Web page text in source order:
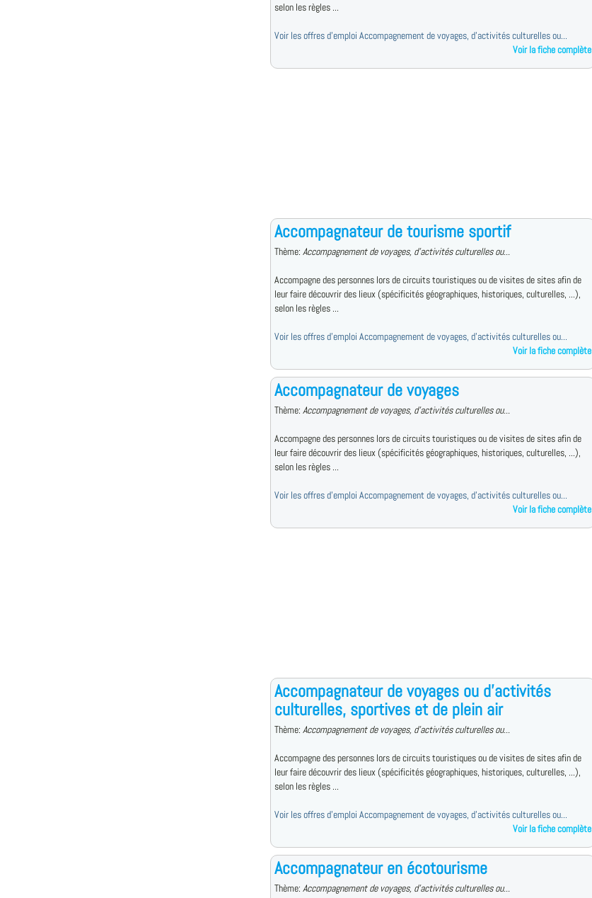
selon les règles ...
Voir les offres d'emploi Accompagnement de voyages, d'activités culturelles ou...
Voir la fiche complète
Accompagnateur de tourisme sportif
Thème: Accompagnement de voyages, d'activités culturelles ou...
Accompagne des personnes lors de circuits touristiques ou de visites de sites afin de
leur faire découvrir des lieux (spécificités géographiques, historiques, culturelles, ...),
selon les règles ...
Voir les offres d'emploi Accompagnement de voyages, d'activités culturelles ou...
Voir la fiche complète
Accompagnateur de voyages
Thème: Accompagnement de voyages, d'activités culturelles ou...
Accompagne des personnes lors de circuits touristiques ou de visites de sites afin de
leur faire découvrir des lieux (spécificités géographiques, historiques, culturelles, ...),
selon les règles ...
Voir les offres d'emploi Accompagnement de voyages, d'activités culturelles ou...
Voir la fiche complète
Accompagnateur de voyages ou d'activités
culturelles, sportives et de plein air
Thème: Accompagnement de voyages, d'activités culturelles ou...
Accompagne des personnes lors de circuits touristiques ou de visites de sites afin de
leur faire découvrir des lieux (spécificités géographiques, historiques, culturelles, ...),
selon les règles ...
Voir les offres d'emploi Accompagnement de voyages, d'activités culturelles ou...
Voir la fiche complète
Accompagnateur en écotourisme
Thème: Accompagnement de voyages, d'activités culturelles ou...